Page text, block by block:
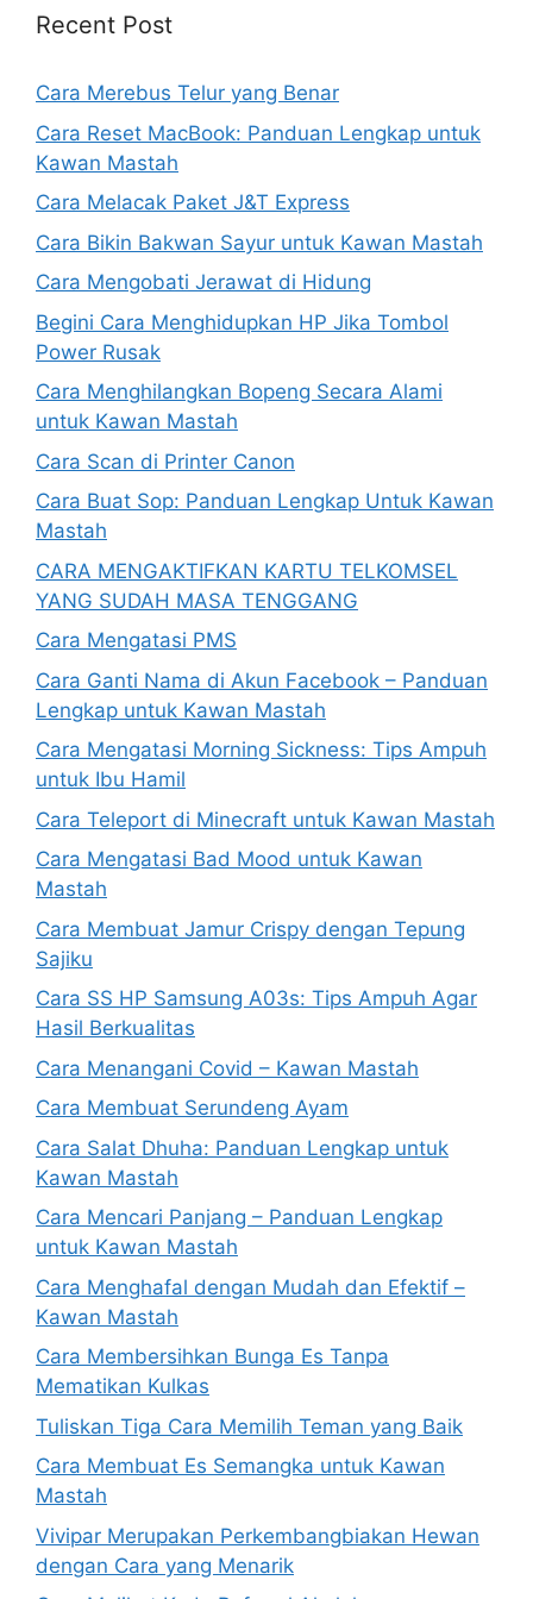
Recent Post
Cara Merebus Telur yang Benar
Cara Reset MacBook: Panduan Lengkap untuk
Kawan Mastah
Cara Melacak Paket J&T Express
Cara Bikin Bakwan Sayur untuk Kawan Mastah
Cara Mengobati Jerawat di Hidung
Begini Cara Menghidupkan HP Jika Tombol
Power Rusak
Cara Menghilangkan Bopeng Secara Alami
untuk Kawan Mastah
Cara Scan di Printer Canon
Cara Buat Sop: Panduan Lengkap Untuk Kawan
Mastah
CARA MENGAKTIFKAN KARTU TELKOMSEL
YANG SUDAH MASA TENGGANG
Cara Mengatasi PMS
Cara Ganti Nama di Akun Facebook – Panduan
Lengkap untuk Kawan Mastah
Cara Mengatasi Morning Sickness: Tips Ampuh
untuk Ibu Hamil
Cara Teleport di Minecraft untuk Kawan Mastah
Cara Mengatasi Bad Mood untuk Kawan
Mastah
Cara Membuat Jamur Crispy dengan Tepung
Sajiku
Cara SS HP Samsung A03s: Tips Ampuh Agar
Hasil Berkualitas
Cara Menangani Covid – Kawan Mastah
Cara Membuat Serundeng Ayam
Cara Salat Dhuha: Panduan Lengkap untuk
Kawan Mastah
Cara Mencari Panjang – Panduan Lengkap
untuk Kawan Mastah
Cara Menghafal dengan Mudah dan Efektif –
Kawan Mastah
Cara Membersihkan Bunga Es Tanpa
Mematikan Kulkas
Tuliskan Tiga Cara Memilih Teman yang Baik
Cara Membuat Es Semangka untuk Kawan
Mastah
Vivipar Merupakan Perkembangbiakan Hewan
dengan Cara yang Menarik